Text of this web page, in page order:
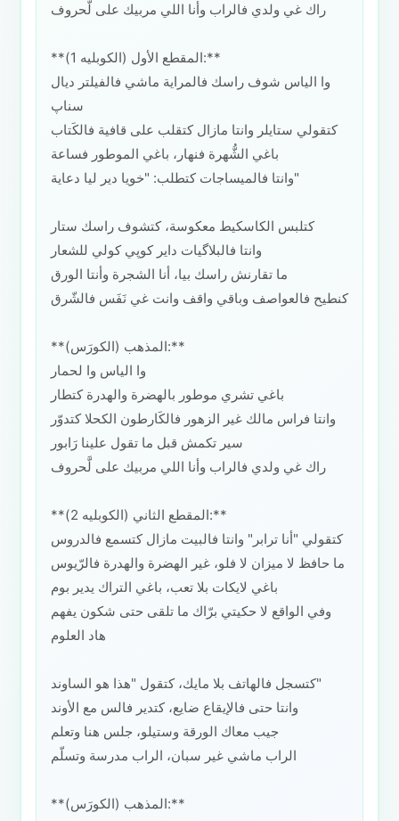
راك غي ولدي فالراب وأنا اللي مربيك على لَّحروف
**المقطع الأول (الكوبليه 1):**
وا الياس شوف راسك فالمراية ماشي فالفيلتر ديال
سناپ
كتقولي ستايلر وانتا مازال كتقلب على قافية فالكَتاب
باغي الشُّهرة فنهار، باغي الموطور فساعة
وانتا فالميساجات كتطلب: "خويا دير ليا دعاية"
كتلبس الكاسكيط معكوسة، كتشوف راسك ستار
وانتا فالبلاگيات داير كوپي كولي للشعار
ما تقارنش راسك بيا، أنا الشجرة وأنتا الورق
كنطيح فالعواصف وباقي واقف وانت غي نَفَس فالشّرق
**المذهب (الكورَس):**
وا الياس وا لحمار
باغي تشري موطور بالهضرة والهدرة كتطار
وانتا فراس مالك غير الزهور فالكَارطون الكحلا كتدوّر
سير تكمش قبل ما تقول علينا رَابور
راك غي ولدي فالراب وأنا اللي مربيك على لَّحروف
**المقطع الثاني (الكوبليه 2):**
كتقولي "أنا ترابر" وانتا فالبيت مازال كتسمع فالدروس
ما حافظ لا ميزان لا فلو، غير الهضرة والهدرة فالرّيوس
باغي لايكات بلا تعب، باغي التراك يدير بوم
وفي الواقع لا حكيتي برّاك ما تلقى حتى شكون يفهم
هاد العلوم
كتسجل فالهاتف بلا مايك، كتقول "هذا هو الساوند"
وانتا حتى فالإيقاع ضايع، كتدير فالس مع الأوند
جيب معاك الورقة وستيلو، جلس هنا وتعلم
الراب ماشي غير سبان، الراب مدرسة وتسلّم
**المذهب (الكورَس):**